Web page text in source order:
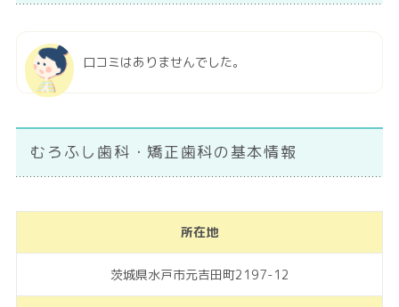
口コミはありませんでした。
むろふし歯科・矯正歯科の基本情報
所在地
茨城県水戸市元吉田町2197-12